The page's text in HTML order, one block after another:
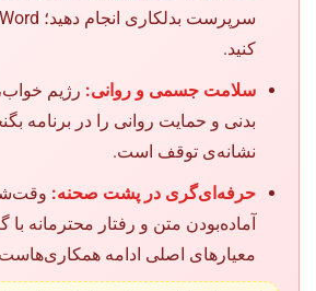
کنید.
سلامت جسمی و روانی: رژیم
بدنی و حمایت روانی را در برنامه
نشانه‌ی توقف است.
حرفه‌ای‌گری در پشت صحنه:
آماده‌بودن متن و رفتار محترمانه با
معیارهای اصلی ادامه